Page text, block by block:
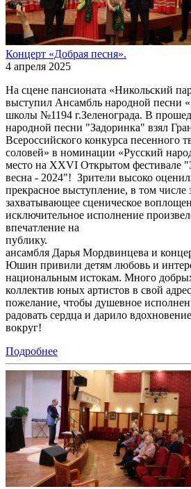
Концерт «Добрая песня».
4 апреля 2025
На сцене пансионата «Никольский
выступил Ансамбль народной песни
школы №1194 г.Зеленограда. В
народной песни "Задоринка" взял
Всероссийского конкурса песенного
соловей» в номинации «Русский
место на XXVI Открытом фестивале
весна - 2024"! Зрители высоко
прекрасное выступление, в том
захватывающее сценическое
исключительное исполнение
впечатление на
публику.
ансамбля Дарья Мордвинцева и
Юшин привили детям любовь и
национальным истокам. Много
коллектив юных артистов в свой
пожелание, чтобы душевное
радовать сердца и дарило
вокруг!
Подробнее